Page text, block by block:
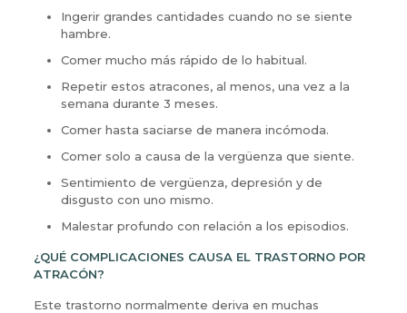
Ingerir grandes cantidades cuando no se siente
hambre.
Comer mucho más rápido de lo habitual.
Repetir estos atracones, al menos, una vez a la
semana durante 3 meses.
Comer hasta saciarse de manera incómoda.
Comer solo a causa de la vergüenza que siente.
Sentimiento de vergüenza, depresión y de
disgusto con uno mismo.
Malestar profundo con relación a los episodios.
¿QUÉ COMPLICACIONES CAUSA EL TRASTORNO POR
ATRACÓN?
Este trastorno normalmente deriva en muchas